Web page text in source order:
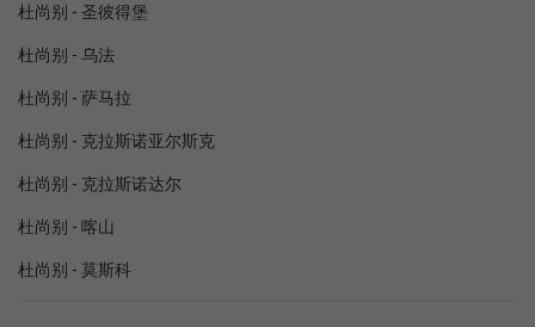
杜尚别 - 圣彼得堡
杜尚别 - 乌法
杜尚别 - 萨马拉
杜尚别 - 克拉斯诺亚尔斯克
杜尚别 - 克拉斯诺达尔
杜尚别 - 喀山
杜尚别 - 莫斯科